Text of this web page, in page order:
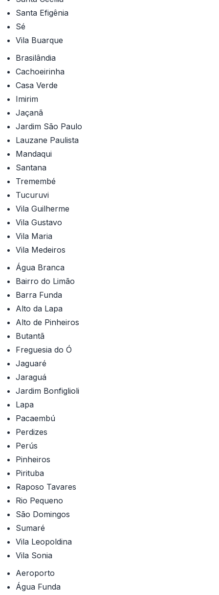
Santa Efigênia
Sé
Vila Buarque
Brasilândia
Cachoeirinha
Casa Verde
Imirim
Jaçanã
Jardim São Paulo
Lauzane Paulista
Mandaqui
Santana
Tremembé
Tucuruvi
Vila Guilherme
Vila Gustavo
Vila Maria
Vila Medeiros
Água Branca
Bairro do Limão
Barra Funda
Alto da Lapa
Alto de Pinheiros
Butantã
Freguesia do Ó
Jaguaré
Jaraguá
Jardim Bonfiglioli
Lapa
Pacaembú
Perdizes
Perús
Pinheiros
Pirituba
Raposo Tavares
Rio Pequeno
São Domingos
Sumaré
Vila Leopoldina
Vila Sonia
Aeroporto
Água Funda